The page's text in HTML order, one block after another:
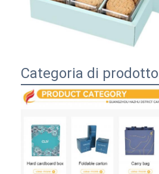
Categoria di prodotto